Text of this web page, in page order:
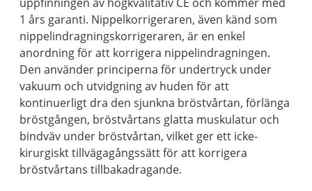
1 års garanti. Nippelkorrigeraren, även känd som
nippelindragningskorrigeraren, är en enkel
anordning för att korrigera nippelindragningen.
Den använder principerna för undertryck under
vakuum och utvidgning av huden för att
kontinuerligt dra den sjunkna bröstvårtan, förlänga
bröstgången, bröstvårtans glatta muskulatur och
bindväv under bröstvårtan, vilket ger ett icke-
kirurgiskt tillvägagångssätt för att korrigera
bröstvårtans tillbakadragande.